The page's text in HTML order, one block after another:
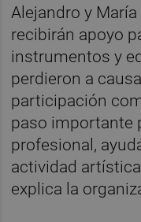
Alejandro y
recibirán apoyo
instrumentos y
perdieron a
participación
paso importante
profesional,
actividad
explica la